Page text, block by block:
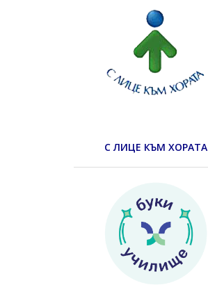
С ЛИЦЕ КЪМ ХОРАТА